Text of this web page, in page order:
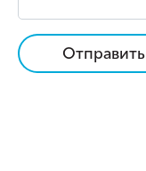
Отправить